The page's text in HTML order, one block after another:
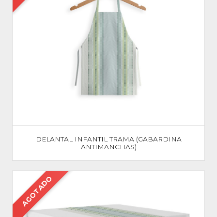
DELANTAL INFANTIL TRAMA (GABARDINA
ANTIMANCHAS)
AGOTADO